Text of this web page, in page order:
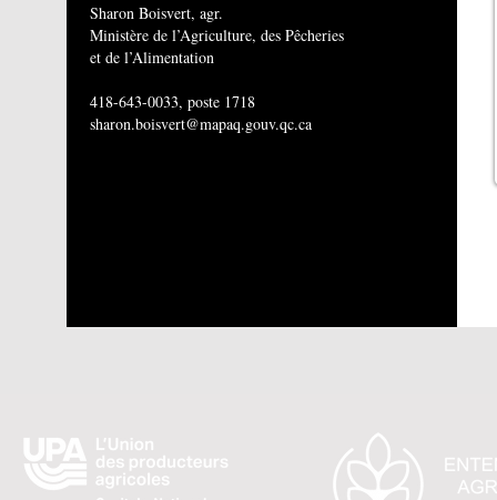
Sharon Boisvert, agr.
Ministère de l’Agriculture, des Pêcheries
et de l’Alimentation
418-643-0033, poste 1718
sharon.boisvert@mapaq.gouv.qc.ca